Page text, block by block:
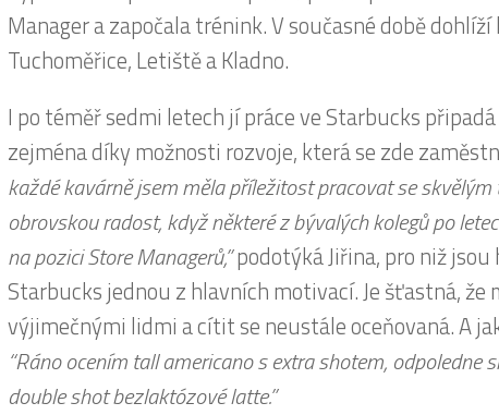
Manager a započala trénink. V současné době
Tuchoměřice, Letiště a Kladno.
I po téměř sedmi letech jí práce ve Starbucks
zejména díky možnosti rozvoje, která se zde
každé kavárně jsem měla příležitost pracovat se
obrovskou radost, když některé z bývalých kolegů po
na pozici Store Managerů,”podotýká Jiřina, pro niž
Starbucks jednou z hlavních motivací. Je šťastná, že
výjimečnými lidmi a cítit se neustále oceňovaná. A
“Ráno ocením tall americano s extra shotem, odpoledne
double shot bezlaktózové latte.”